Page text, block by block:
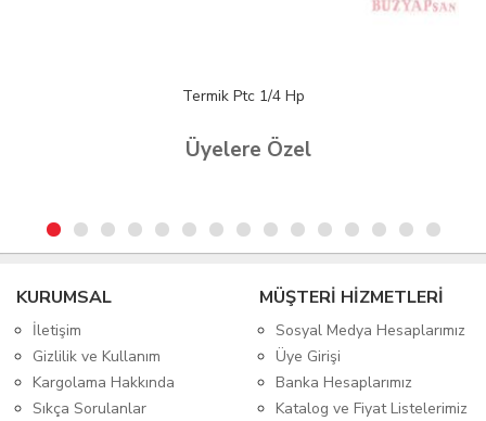
Termik Ptc 1/4 Hp
Üyelere Özel
KURUMSAL
İletişim
Gizlilik ve Kullanım
Kargolama Hakkında
Sıkça Sorulanlar
MÜŞTERİ HİZMETLERİ
Sosyal Medya Hesaplarımız
Üye Girişi
Banka Hesaplarımız
Katalog ve Fiyat Listelerimiz